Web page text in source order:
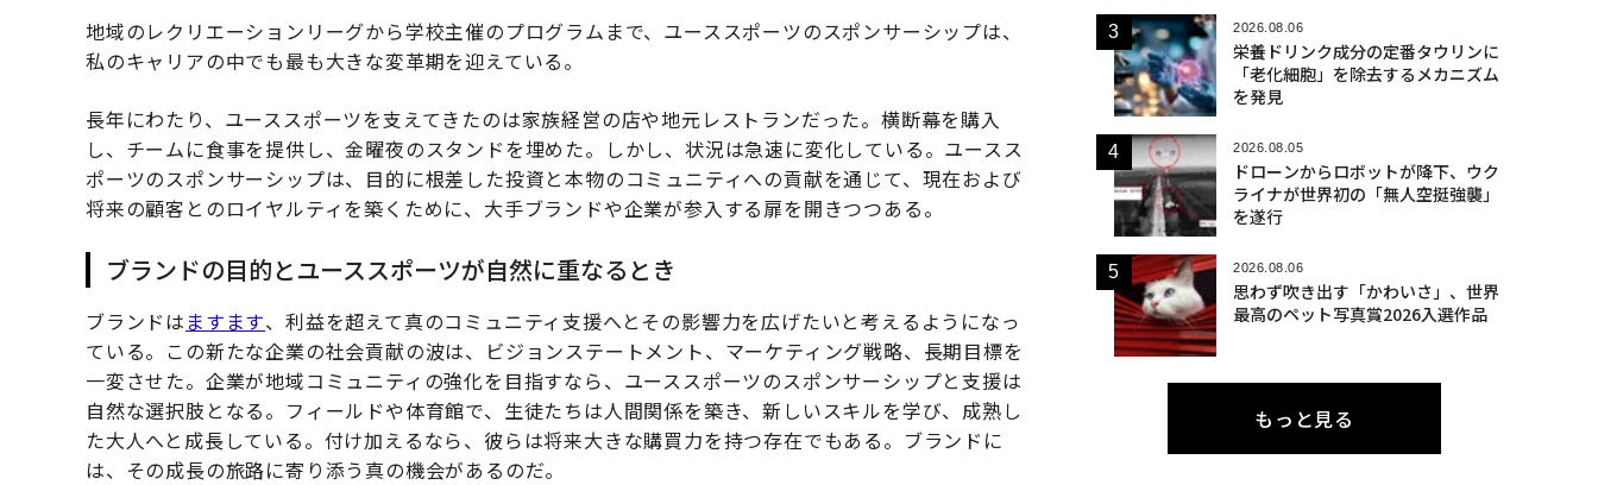
地域のレクリエーションリーグから学校主催のプログラムまで、ユーススポーツのスポンサーシップは、
私のキャリアの中でも最も大きな変革期を迎えている。
長年にわたり、ユーススポーツを支えてきたのは家族経営の店や地元レストランだった。横断幕を購入
し、チームに食事を提供し、金曜夜のスタンドを埋めた。しかし、状況は急速に変化している。ユースス
ポーツのスポンサーシップは、目的に根差した投資と本物のコミュニティへの貢献を通じて、現在および
将来の顧客とのロイヤルティを築くために、大手ブランドや企業が参入する扉を開きつつある。
ブランドの目的とユーススポーツが自然に重なるとき
ブランドは ますます、利益を超えて真のコミュニティ支援へとその影響力を広げたいと考えるようになっ
ている。この新たな企業の社会貢献の波は、ビジョンステートメント、マーケティング戦略、長期目標を
一変させた。企業が地域コミュニティの強化を目指すなら、ユーススポーツのスポンサーシップと支援は
自然な選択肢となる。フィールドや体育館で、生徒たちは人間関係を築き、新しいスキルを学び、成熟し
た大人へと成長している。付け加えるなら、彼らは将来大きな購買力を持つ存在でもある。ブランドに
は、その成長の旅路に寄り添う真の機会があるのだ。
2026.08.06
栄養ドリンク成分の定番タウリンに
「老化細胞」を除去するメカニズム
を発見
2026.08.05
ドローンからロボットが降下、ウク
ライナが世界初の「無人空挺強襲」
を遂行
2026.08.06
思わず吹き出す「かわいさ」、世界
最高のペット写真賞2026入選作品
もっと見る